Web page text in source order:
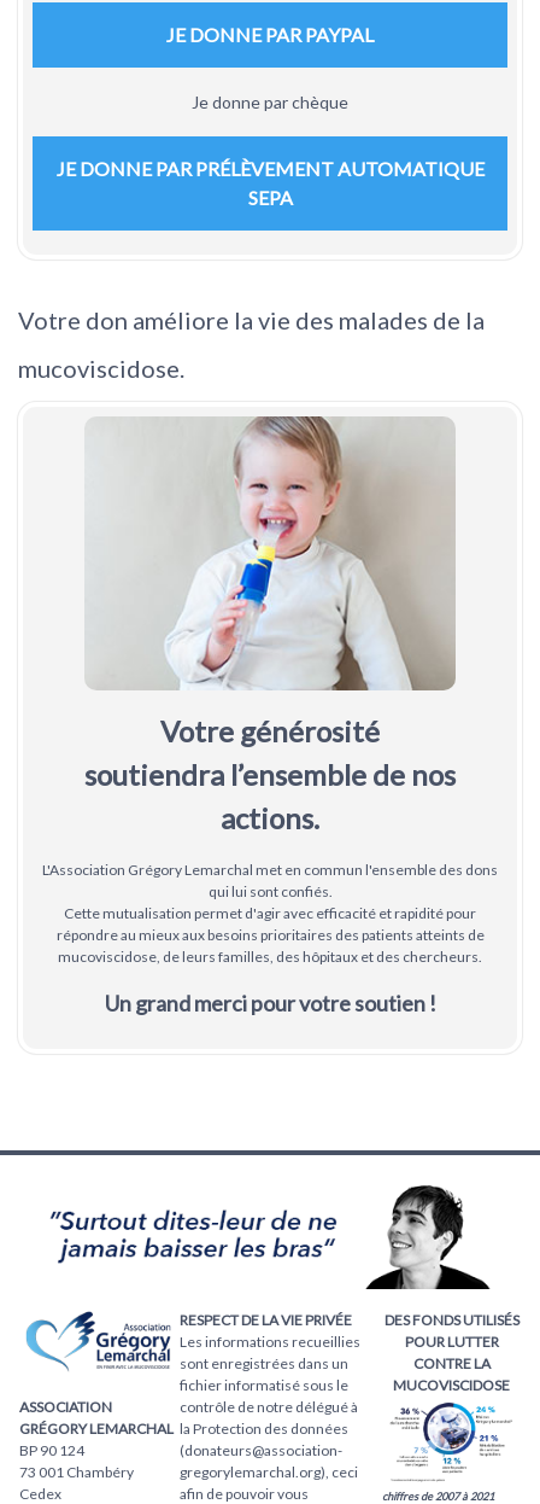
JE DONNE PAR PAYPAL
Je donne par chèque
JE DONNE PAR PRÉLÈVEMENT AUTOMATIQUE
SEPA
Votre don améliore la vie des malades de la
mucoviscidose.
Votre générosité
soutiendra l’ensemble de nos
actions.
L'Association Grégory Lemarchal met en commun l'ensemble des dons
qui lui sont confiés.
Cette mutualisation permet d'agir avec efficacité et rapidité pour
répondre au mieux aux besoins prioritaires des patients atteints de
mucoviscidose, de leurs familles, des hôpitaux et des chercheurs.
Un grand merci pour votre soutien !
ASSOCIATION
GRÉGORY LEMARCHAL
BP 90 124
73 001 Chambéry
Cedex
RESPECT DE LA VIE PRIVÉE
Les informations recueillies
sont enregistrées dans un
fichier informatisé sous le
contrôle de notre délégué à
la Protection des données
(donateurs@association-
gregorylemarchal.org), ceci
afin de pouvoir vous
DES FONDS UTILISÉS
POUR LUTTER
CONTRE LA
MUCOVISCIDOSE
chiffres de 2007 à 2021